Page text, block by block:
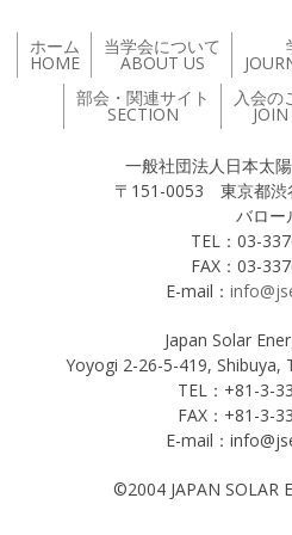
ホーム
HOME
当学会について
ABOUT US
部会・関連サイト
SECTION
入会の
一般社団法人日本太
〒151-0053 東京都渋
バロール代
TEL：03-
FAX：03-
E-mail：
Japan Solar
Yoyogi 2-26-5-419, Shibuya,
TEL：+81-3-
FAX：+81-3-
E-mail：
©2004 JAPAN SOLAR